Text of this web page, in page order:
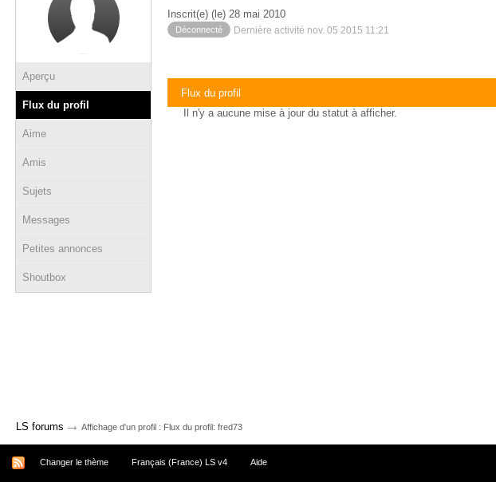
Aperçu
Flux du profil
Aime
Amis
Sujets
Messages
Petites annonces
Shoutbox
Inscrit(e) (le) 28 mai 2010
Déconnecté Dernière activité nov. 05 2015 11:21
Flux du profil
Il n'y a aucune mise à jour du statut à afficher.
LS forums → Affichage d'un profil : Flux du profil: fred73
Changer le thème Français (France) LS v4 Aide